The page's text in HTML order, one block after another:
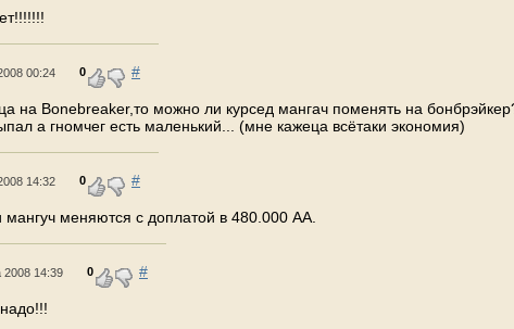
00:24 0 #
на Bonebreaker,то можно ли курсед мангач поменять на
а гномчег есть маленький... (мне кажеца всётаки экономия)
14:32 0 #
меняются с доплатой в 480.000 АА.
2008 14:39 0 #